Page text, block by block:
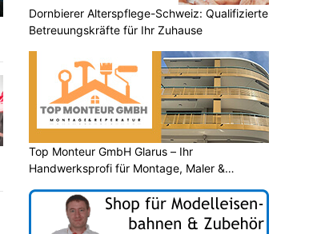
Dornbierer Alterspflege-Schweiz: Qualifizierte
Betreuungskräfte für Ihr Zuhause
Top Monteur GmbH Glarus – Ihr
Handwerksprofi für Montage, Maler &